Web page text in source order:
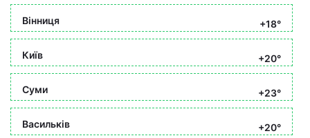
Вінниця +18°
Київ +20°
Суми +23°
Васильків +20°